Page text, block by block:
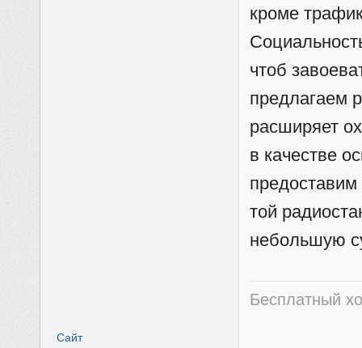
кроме
чтоб
предлагаем
расширяет
в качестве
той
небольшую
Бесплатный
Сайт